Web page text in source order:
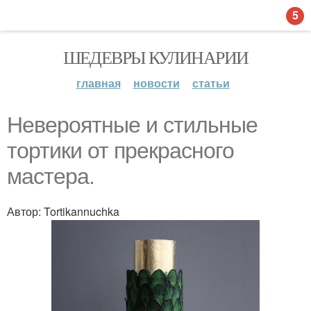
ШЕДЕВРЫ КУЛИНАРИИ
главная новости статьи
Невероятные и стильные
тортики от прекрасного
мастера.
Автор: Tortikannuchka
5